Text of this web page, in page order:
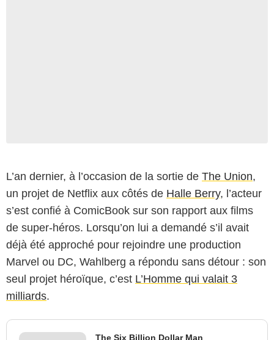
L’an dernier, à l’occasion de la sortie de The Union,
un projet de Netflix aux côtés de Halle Berry, l’acteur
s’est confié à ComicBook sur son rapport aux films
de super-héros. Lorsqu’on lui a demandé s’il avait
déjà été approché pour rejoindre une production
Marvel ou DC, Wahlberg a répondu sans détour : son
seul projet héroïque, c’est L’Homme qui valait 3
milliards.
The Six Billion Dollar Man